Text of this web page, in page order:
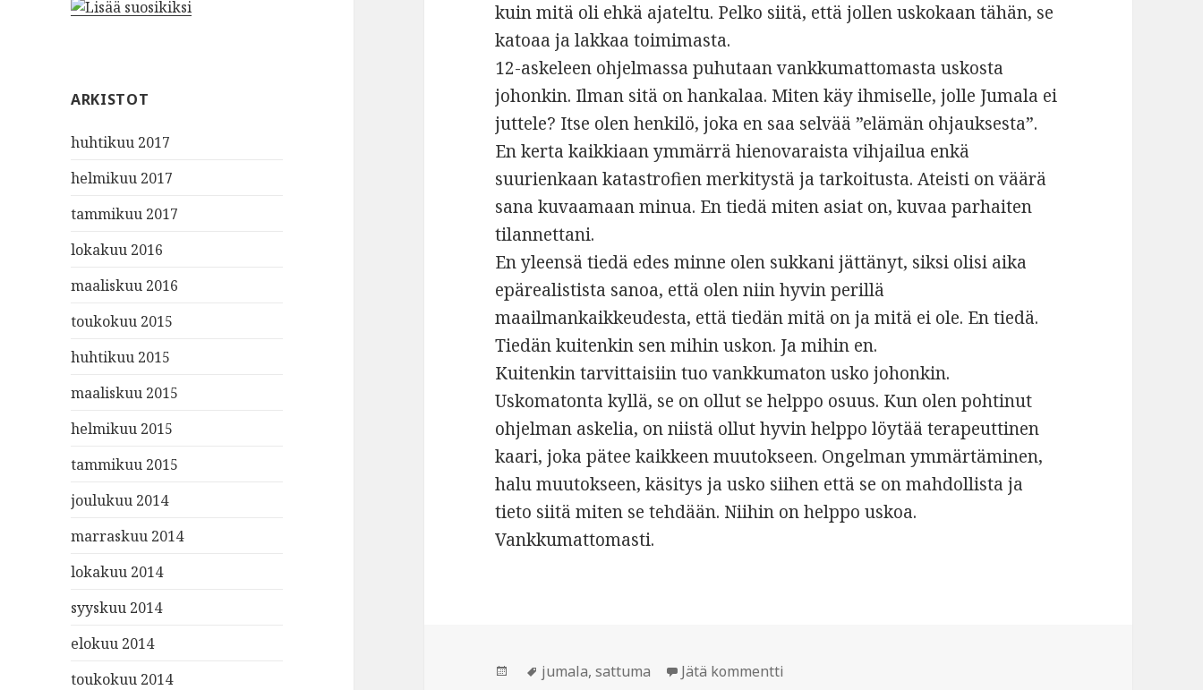
ARKISTOT
huhtikuu 2017
helmikuu 2017
tammikuu 2017
lokakuu 2016
maaliskuu 2016
toukokuu 2015
huhtikuu 2015
maaliskuu 2015
helmikuu 2015
tammikuu 2015
joulukuu 2014
marraskuu 2014
lokakuu 2014
syyskuu 2014
elokuu 2014
toukokuu 2014
kuin mitä oli ehkä ajateltu. Pelko siitä, että jollen uskokaan tähän, se
katoaa ja lakkaa toimimasta.
12-askeleen ohjelmassa puhutaan vankkumattomasta uskosta
johonkin. Ilman sitä on hankalaa. Miten käy ihmiselle, jolle Jumala ei
juttele? Itse olen henkilö, joka en saa selvää ”elämän ohjauksesta”.
En kerta kaikkiaan ymmärrä hienovaraista vihjailua enkä
suurienkaan katastrofien merkitystä ja tarkoitusta. Ateisti on väärä
sana kuvaamaan minua. En tiedä miten asiat on, kuvaa parhaiten
tilannettani.
En yleensä tiedä edes minne olen sukkani jättänyt, siksi olisi aika
epärealistista sanoa, että olen niin hyvin perillä
maailmankaikkeudesta, että tiedän mitä on ja mitä ei ole. En tiedä.
Tiedän kuitenkin sen mihin uskon. Ja mihin en.
Kuitenkin tarvittaisiin tuo vankkumaton usko johonkin.
Uskomatonta kyllä, se on ollut se helppo osuus. Kun olen pohtinut
ohjelman askelia, on niistä ollut hyvin helppo löytää terapeuttinen
kaari, joka pätee kaikkeen muutokseen. Ongelman ymmärtäminen,
halu muutokseen, käsitys ja usko siihen että se on mahdollista ja
tieto siitä miten se tehdään. Niihin on helppo uskoa.
Vankkumattomasti.
Julkaistu
Avainsanat
jumala,sattuma Jätä kommentti